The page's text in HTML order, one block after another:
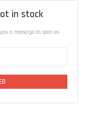
in stock
a message as soon as